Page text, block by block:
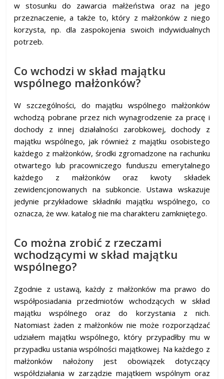
w stosunku do zawarcia małżeństwa oraz na jego
przeznaczenie, a także to, który z małżonków z niego
korzysta, np. dla zaspokojenia swoich indywidualnych
potrzeb.
Co wchodzi w skład majątku
wspólnego małżonków?
W szczególności, do majątku wspólnego małżonków
wchodzą pobrane przez nich wynagrodzenie za pracę i
dochody z innej działalności zarobkowej, dochody z
majątku wspólnego, jak również z majątku osobistego
każdego z małżonków, środki zgromadzone na rachunku
otwartego lub pracowniczego funduszu emerytalnego
każdego z małżonków oraz kwoty składek
zewidencjonowanych na subkoncie. Ustawa wskazuje
jedynie przykładowe składniki majątku wspólnego, co
oznacza, że ww. katalog nie ma charakteru zamkniętego.
Co można zrobić z rzeczami
wchodzącymi w skład majątku
wspólnego?
Zgodnie z ustawą, każdy z małżonków ma prawo do
współposiadania przedmiotów wchodzących w skład
majątku wspólnego oraz do korzystania z nich.
Natomiast żaden z małżonków nie może rozporządzać
udziałem majątku wspólnego, który przypadłby mu w
przypadku ustania wspólności majątkowej. Na każdego z
małżonków nałożony jest obowiązek dotyczący
współdziałania w zarządzie majątkiem wspólnym oraz